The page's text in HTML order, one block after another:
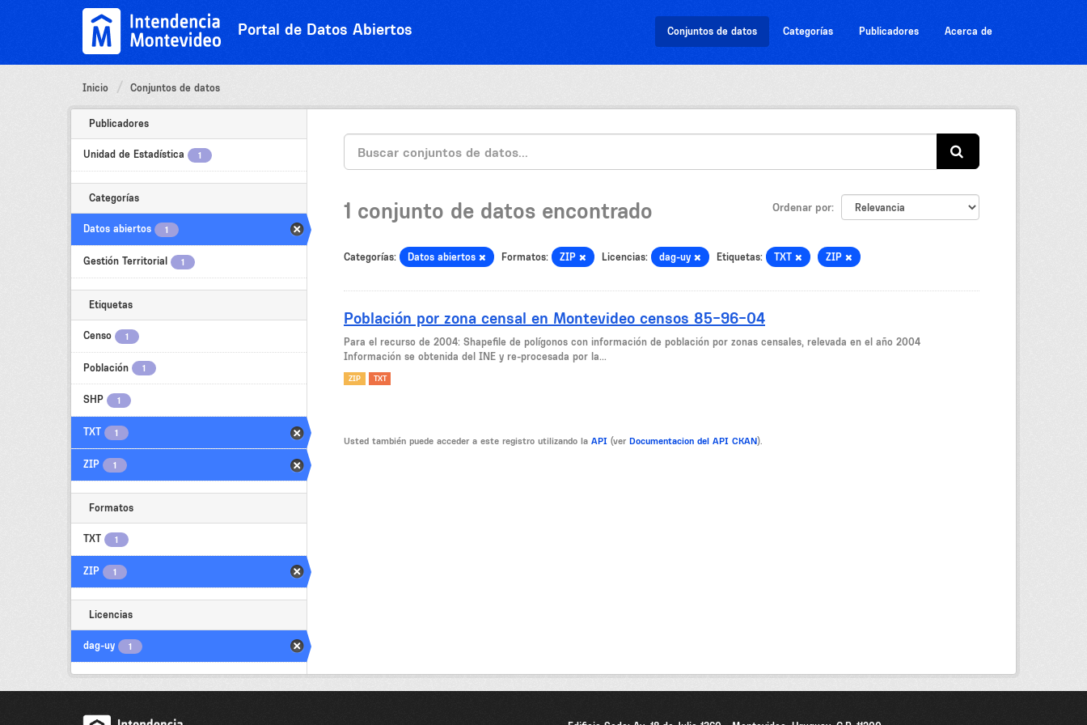
Portal de Datos Abiertos Conjuntos de datos Categorías Publicadores Acerca de
Inicio Conjuntos de datos
Publicadores
Unidad de Estadística 1
Categorías
Datos abiertos 1
Gestión Territorial 1
Etiquetas
Censo 1
Población 1
SHP 1
TXT 1
ZIP 1
Formatos
TXT 1
ZIP 1
Licencias
dag-uy 1
Ordenar por
1 conjunto de datos encontrado
Categorías: Datos abiertos Formatos: ZIP Licencias: dag-uy Etiquetas: TXT ZIP
Población por zona censal en Montevideo censos 85-96-04
Para el recurso de 2004: Shapefile de polígonos con información de población por zonas censales, relevada en el año 2004
Información se obtenida del INE y re-procesada por la...
ZIP TXT
Usted también puede acceder a este registro utilizando la API (ver Documentacion del API CKAN).